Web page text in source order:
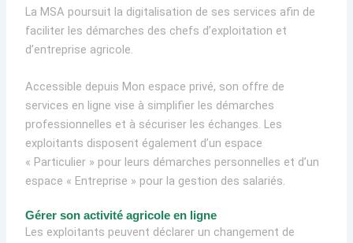
La MSA poursuit la digitalisation de ses services afin de
faciliter les démarches des chefs d’exploitation et
d’entreprise agricole.
Accessible depuis Mon espace privé, son offre de
services en ligne vise à simplifier les démarches
professionnelles et à sécuriser les échanges. Les
exploitants disposent également d’un espace
« Particulier » pour leurs démarches personnelles et d’un
espace « Entreprise » pour la gestion des salariés.
Gérer son activité agricole en ligne
Les exploitants peuvent déclarer un changement de